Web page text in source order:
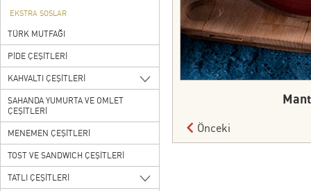
EKSTRA SOSLAR
TÜRK MUTFAĞI
PİDE ÇEŞİTLERİ
KAHVALTI ÇEŞİTLERİ
SAHANDA YUMURTA VE OMLET
ÇEŞİTLERİ
MENEMEN ÇEŞİTLERİ
TOST VE SANDWICH ÇEŞİTLERİ
TATLI ÇEŞİTLERİ
Önceki